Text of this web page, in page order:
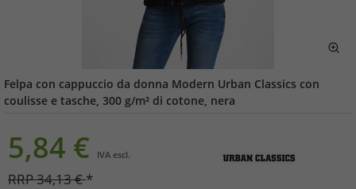
Felpa con cappuccio da donna Modern Urban Classics con
coulisse e tasche, 300 g/m² di cotone, nera
5,84 € IVA escl.
RRP34,13€*